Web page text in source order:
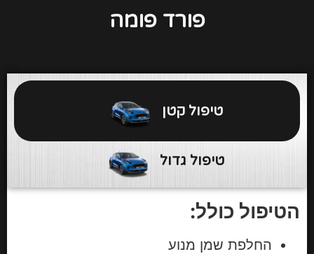
פורד פומה
טיפול קטן
טיפול גדול
הטיפול כולל:
החלפת שמן מנוע